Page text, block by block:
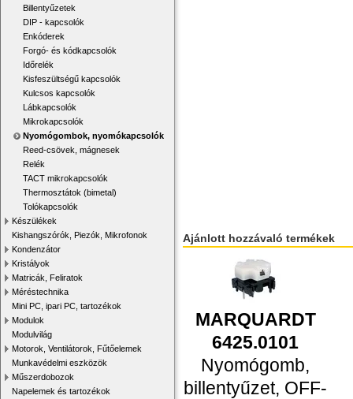
Billentyűzetek
DIP - kapcsolók
Enkóderek
Forgó- és kódkapcsolók
Időrelék
Kisfeszültségű kapcsolók
Kulcsos kapcsolók
Lábkapcsolók
Mikrokapcsolók
Nyomógombok, nyomókapcsolók
Reed-csövek, mágnesek
Relék
TACT mikrokapcsolók
Thermosztátok (bimetal)
Tolókapcsolók
Készülékek
Kishangszórók, Piezók, Mikrofonok
Kondenzátor
Kristályok
Matricák, Feliratok
Méréstechnika
Mini PC, ipari PC, tartozékok
Modulok
Modulvilág
Motorok, Ventilátorok, Fűtőelemek
Munkavédelmi eszközök
Műszerdobozok
Napelemek és tartozékok
Ajánlott hozzávaló termékek
MARQUARDT
6425.0101
Nyomógomb,
billentyűzet, OFF-